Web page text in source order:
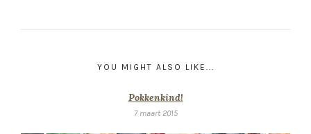
YOU MIGHT ALSO LIKE...
Pokkenkind!
7 maart 2015